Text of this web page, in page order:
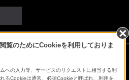
覧のためにCookieを利用しておりま
への入力等、サービスのリクエストに相当する利
るCookieは通常、必須Cookieと呼ばれ、利用を
あたって